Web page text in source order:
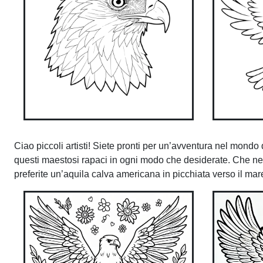
Ciao piccoli artisti! Siete pronti per un’avventura nel
questi maestosi rapaci in ogni modo che desiderate. Che
preferite un’aquila calva americana in picchiata verso il